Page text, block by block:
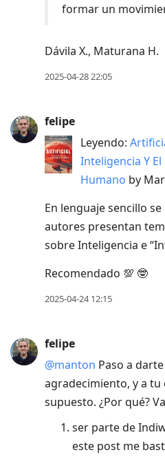
formar un
Dávila X., Maturana H.
2025-04-28 22:05
felipe
Leyendo:
Inteligencia Y
Humano by
En lenguaje sencillo
autores presentan
sobre Inteligencia e
Recomendado 💯 🤓
2025-04-24 12:15
felipe
@manton Paso a
agradecimiento, y a
supuesto. ¿Por qué?
ser parte de
este post me